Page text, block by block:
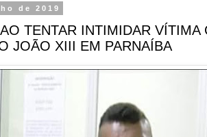
de 2019
TENTAR INTIMIDAR
JOÃO XIII EM PARNAÍBA